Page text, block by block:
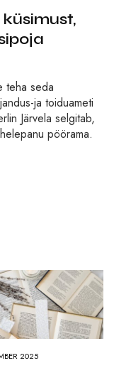
küsimust,
teha seda
ja toiduameti
Järvela selgitab,
pöörama.
2025